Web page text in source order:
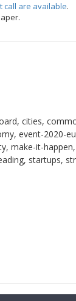
call are available.
cities,
event-2020-
make-it-
startups,